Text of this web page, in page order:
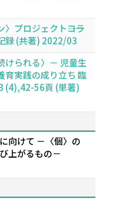
プロジェクト――コラ
録 (共著) 2022/03
けられる〉－ 児童生
育実践の成り立ち 臨
(4),42-56頁 (単著)
向けて －〈個〉の
上がるもの－